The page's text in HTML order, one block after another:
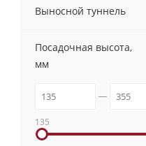
Выносной туннель
Посадочная высота,
мм
135